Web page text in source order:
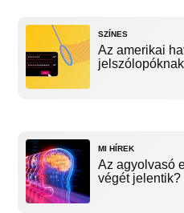
SZÍNES
Az amerikai
jelszólopóknak
MI HÍREK
Az agyolvasó
végét jelentik?